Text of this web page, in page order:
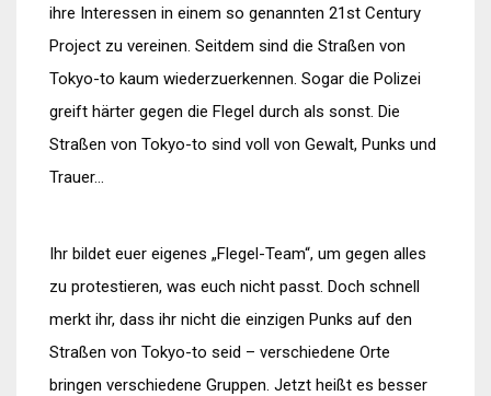
ihre Interessen in einem so genannten 21st Century
Project zu vereinen. Seitdem sind die Straßen von
Tokyo-to kaum wiederzuerkennen. Sogar die Polizei
greift härter gegen die Flegel durch als sonst. Die
Straßen von Tokyo-to sind voll von Gewalt, Punks und
Trauer…
Ihr bildet euer eigenes „Flegel-Team“, um gegen alles
zu protestieren, was euch nicht passt. Doch schnell
merkt ihr, dass ihr nicht die einzigen Punks auf den
Straßen von Tokyo-to seid – verschiedene Orte
bringen verschiedene Gruppen. Jetzt heißt es besser